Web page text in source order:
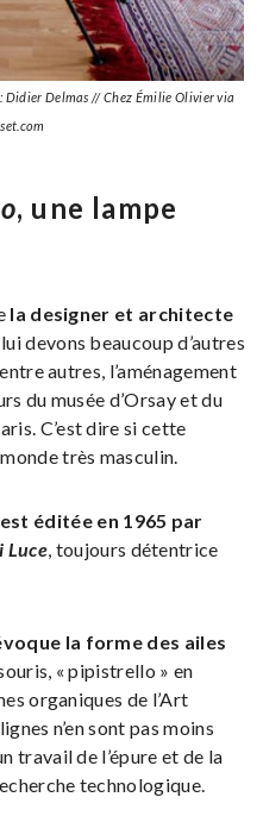
Didier Delmas // Chez Émilie Olivier via
, une lampe
la designer et architecte
devons beaucoup d’autres
autres, l’aménagement
du musée d’Orsay et du
C’est dire si cette
très masculin.
est éditée en 1965 par
Luce, toujours détentrice
la forme des ailes
« pipistrello » en
organiques de l’Art
n’en sont pas moins
travail de l’épure et de la
technologique.